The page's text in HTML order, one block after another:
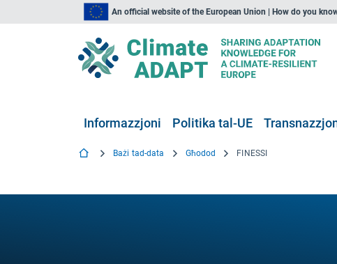
An official website of the European Union | How do you
Informazzjoni Politika tal-UE
Bażi tad-data Għodod FINESSI